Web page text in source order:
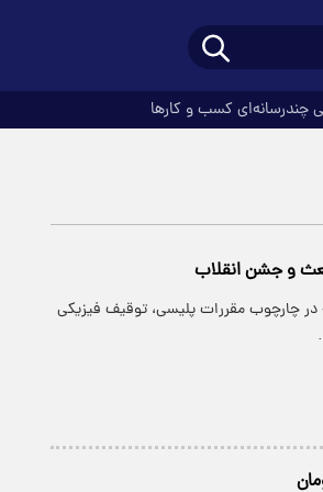
چندرسانه‌ای کسب و کارها
و جشن انقلاب
چارچوب مقررات پلیسی، توقیف فیزیکی